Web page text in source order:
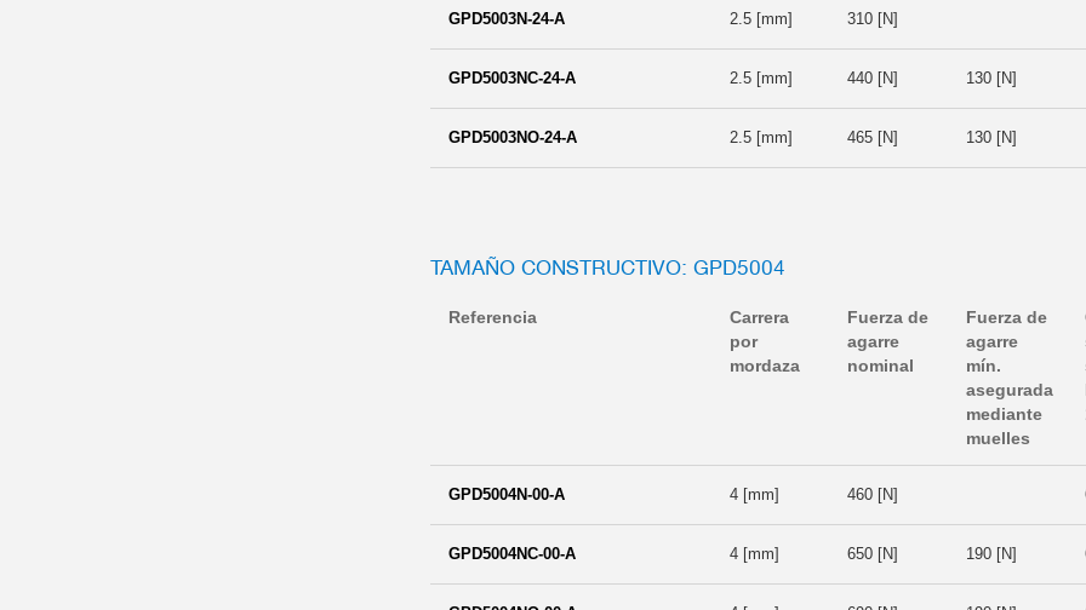
GPD5003N-24-A 2.5 [mm] 310 [N]
GPD5003NC-24-A 2.5 [mm] 440 [N] 130 [N]
GPD5003NO-24-A 2.5 [mm] 465 [N] 130 [N]
TAMAÑO CONSTRUCTIVO: GPD5004
Referencia
Carrera
por
mordaza
Fuerza de
agarre
nominal
Fuerza de
agarre
mín.
asegurada
mediante
muelles
GPD5004N-00-A 4 [mm] 460 [N]
GPD5004NC-00-A 4 [mm] 650 [N] 190 [N]